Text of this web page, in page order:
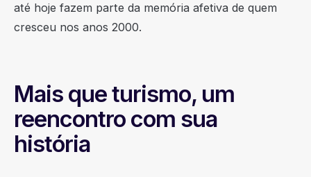
até hoje fazem parte da memória afetiva de quem
cresceu nos anos 2000.
Mais que turismo, um
reencontro com sua
história